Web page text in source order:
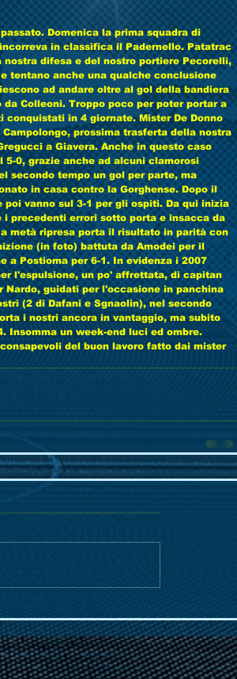
Domenica la prima squadra di
in classifica il Padernello. Patatrac
difesa e del nostro portiere Pecorelli,
tentano anche una qualche conclusione
ad andare oltre al gol della bandiera
Colleoni. Troppo poco per poter portar a
conquistati in 4 giornate. Mister De Donno
prossima trasferta della nostra
a Giavera. Anche in questo caso
0, grazie anche ad alcuni clamorosi
secondo tempo un gol per parte, ma
in casa contro la Gorghense. Dopo il
vanno sul 3-1 per gli ospiti. Da qui inizia
i precedenti errori sotto porta e insacca da
metà ripresa porta il risultato in parità con
(in foto) battuta da Amodei per il
a Postioma per 6-1. In evidenza i 2007
l'espulsione, un po' affrettata, di capitan
Nardo, guidati per l'occasione in panchina
(2 di Dafani e Sgnaolin), nel secondo
i nostri ancora in vantaggio, ma subito
Insomma un week-end luci ed ombre.
del buon lavoro fatto dai mister